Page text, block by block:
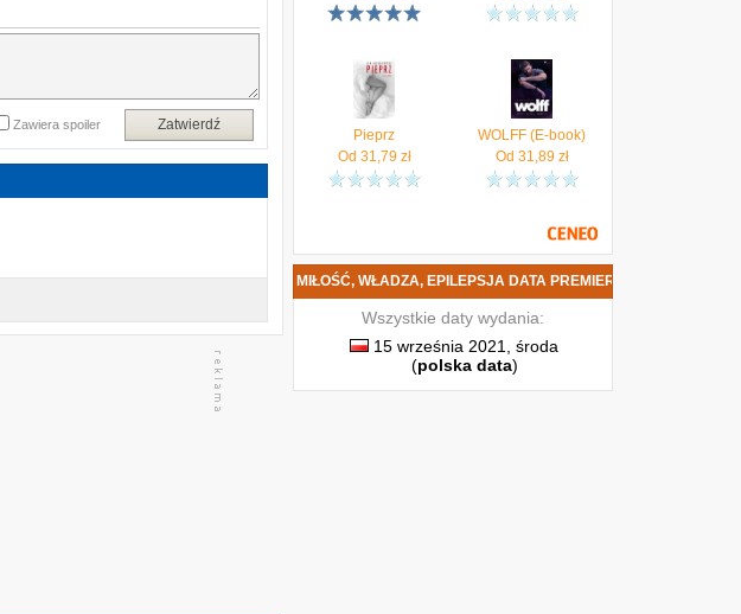
Zatwierdź
Zawiera spoiler
Pieprz
Od 31,79 zł
WOLFF (E-book)
Od 31,89 zł
KSIĄŻKA IZA MACIEJEWSKA - WOLFF. MIŁOŚĆ, WŁADZA, EPILEPSJA DATA PREMIERY
Wszystkie daty wydania:
15 września 2021, środa
(polska data)